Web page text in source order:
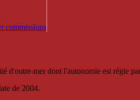
commissions
d'outre-mer dont l'autonomie est régie
de 2004.